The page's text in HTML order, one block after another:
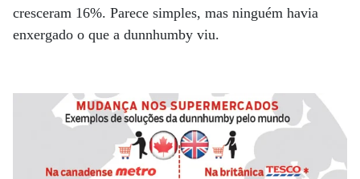
cresceram 16%. Parece simples, mas ninguém havia
enxergado o que a dunnhumby viu.